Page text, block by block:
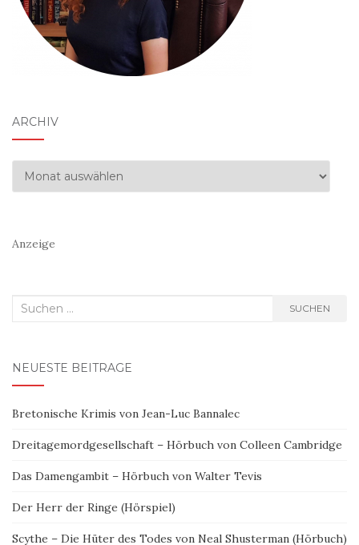
ARCHIV
Archiv
Anzeige
Suchen
SUCHEN
NEUESTE BEITRÄGE
Bretonische Krimis von Jean-Luc Bannalec
Dreitagemordgesellschaft – Hörbuch von Colleen Cambridge
Das Damengambit – Hörbuch von Walter Tevis
Der Herr der Ringe (Hörspiel)
Scythe – Die Hüter des Todes von Neal Shusterman (Hörbuch)